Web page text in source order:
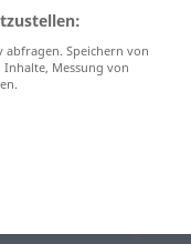
abfragen. Speichern von
Messung von